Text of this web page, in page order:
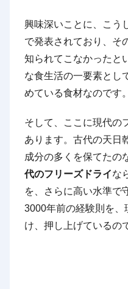
興味深いことに、こう
で発表されており、そ
知られてこなかったと
な食生活の一要素とし
めている食材なのです。
そして、ここに現代の
あります。古代の天日
成分の多くを保てたの
代のフリーズドライな
を、さらに高い水準
3000年前の経験則を
け、押し上げているの